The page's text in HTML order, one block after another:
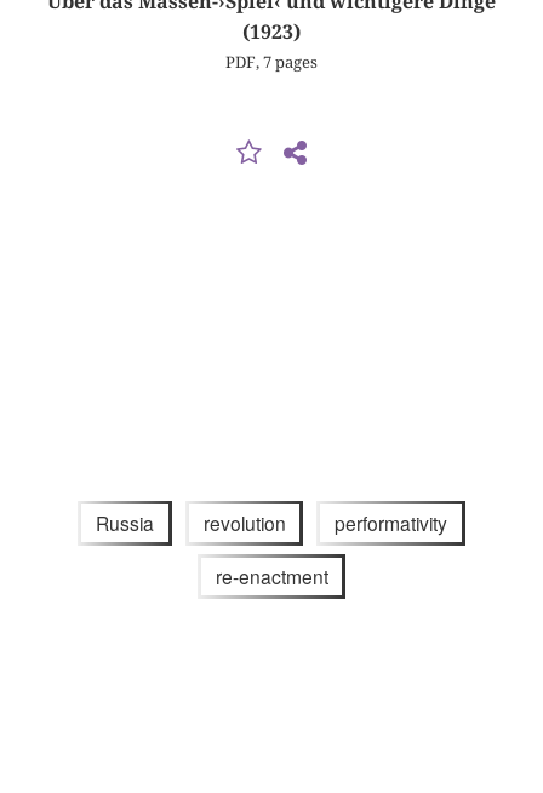
(1923)
PDF, 7 pages
Russia revolution performativity
re-enactment